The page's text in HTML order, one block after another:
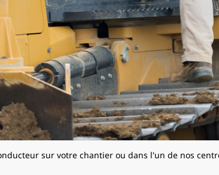
sur votre chantier ou dans l'un de nos